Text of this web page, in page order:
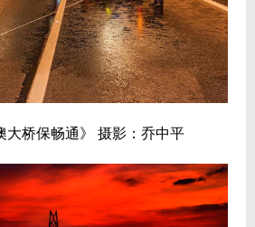
大桥保畅通》 摄影：乔中平